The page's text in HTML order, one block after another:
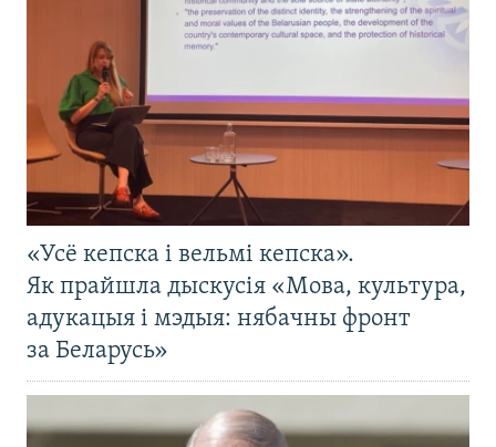
«Усё кепска і вельмі кепска».
Як прайшла дыскусія «Мова, культура,
адукацыя і мэдыя: нябачны фронт
за Беларусь»